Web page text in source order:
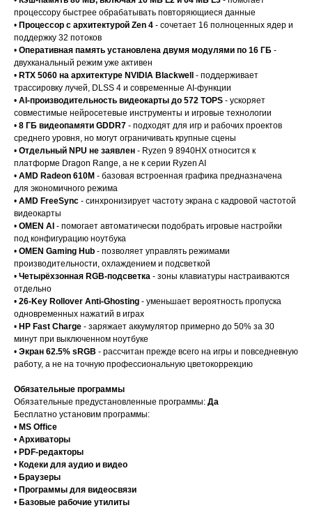
процессору быстрее обрабатывать повторяющиеся данные
• Процессор с архитектурой Zen 4 - сочетает 16 полноценных ядер и
поддержку 32 потоков
• Оперативная память установлена двумя модулями по 16 ГБ -
двухканальный режим уже активен
• RTX 5060 на архитектуре NVIDIA Blackwell - поддерживает
трассировку лучей, DLSS 4 и современные AI-функции
• AI-производительность видеокарты до 572 TOPS - ускоряет
совместимые нейросетевые инструменты и игровые технологии
• 8 ГБ видеопамяти GDDR7 - подходят для игр и рабочих проектов
среднего уровня, но могут ограничивать крупные сцены
• Отдельный NPU не заявлен - Ryzen 9 8940HX относится к
платформе Dragon Range, а не к серии Ryzen AI
• AMD Radeon 610M - базовая встроенная графика предназначена
для экономичного режима
• AMD FreeSync - синхронизирует частоту экрана с кадровой частотой
видеокарты
• OMEN AI - помогает автоматически подобрать игровые настройки
под конфигурацию ноутбука
• OMEN Gaming Hub - позволяет управлять режимами
производительности, охлаждением и подсветкой
• Четырёхзонная RGB-подсветка - зоны клавиатуры настраиваются
отдельно
• 26-Key Rollover Anti-Ghosting - уменьшает вероятность пропуска
одновременных нажатий в играх
• HP Fast Charge - заряжает аккумулятор примерно до 50% за 30
минут при выключенном ноутбуке
• Экран 62.5% sRGB - рассчитан прежде всего на игры и повседневную
работу, а не на точную профессиональную цветокоррекцию
Обязательные программы
Обязательные предустановленные программы: Да
Бесплатно установим программы:
• MS Office
• Архиваторы
• PDF-редакторы
• Кодеки для аудио и видео
• Браузеры
• Программы для видеосвязи
• Базовые рабочие утилиты